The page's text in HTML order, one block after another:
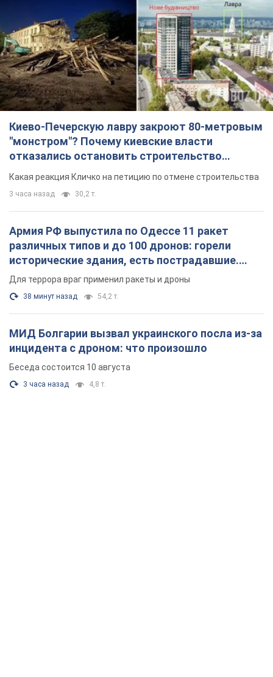
Киево-Печерскую лавру закроют 80-метровым
"монстром"? Почему киевские власти
отказались остановить строительство
небоскреба "московского верующего"
Какая реакция Кличко на петицию по отмене строительства
3 часа назад 30,2 т.
Армия РФ выпустила по Одессе 11 ракет
различных типов и до 100 дронов: горели
исторические здания, есть пострадавшие.
Фото и видео
Для террора враг применил ракеты и дроны
38 минут назад 54,2 т.
МИД Болгарии вызвал украинского посла из-за
инцидента с дроном: что произошло
Беседа состоится 10 августа
3 часа назад 4,8 т.